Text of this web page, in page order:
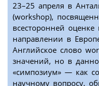
23–25 апреля в
(workshop),
всесторонней
направлении в
Английское слово
значений, но в
«симпозиум» — как
научному вопросу,